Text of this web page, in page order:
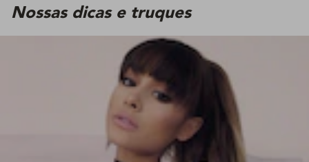
Nossas dicas e truques